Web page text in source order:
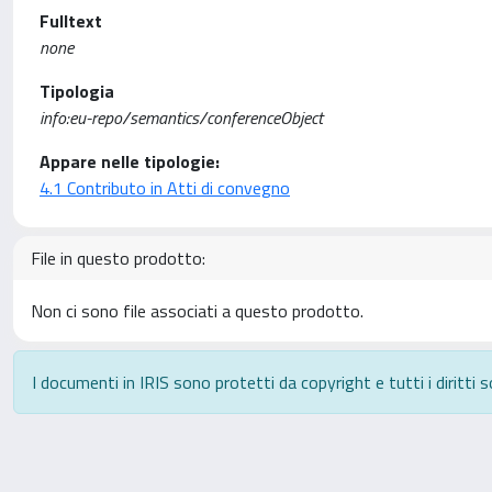
Fulltext
none
Tipologia
info:eu-repo/semantics/conferenceObject
Appare nelle tipologie:
4.1 Contributo in Atti di convegno
File in questo prodotto:
Non ci sono file associati a questo prodotto.
I documenti in IRIS sono protetti da copyright e tutti i diritti